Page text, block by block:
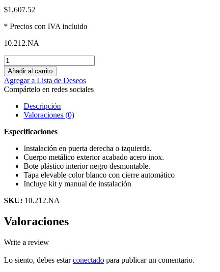
$1,607.52
* Precios con IVA incluido
10.212.NA
Añadir al carrito
Agregar a Lista de Deseos
Compártelo en redes sociales
Descripción
Valoraciones (0)
Especificaciones
Instalación en puerta derecha o izquierda.
Cuerpo metálico exterior acabado acero inox.
Bote plástico interior negro desmontable.
Tapa elevable color blanco con cierre automático
Incluye kit y manual de instalación
SKU: 10.212.NA
Valoraciones
Write a review
Lo siento, debes estarconectado para publicar un comentario.